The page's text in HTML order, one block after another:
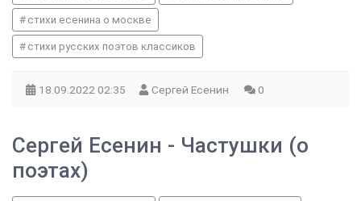
стихи есенина о москве
стихи русских поэтов классиков
18.09.2022 02:35 Сергей Есенин 0
Сергей Есенин - Частушки (о
поэтах)